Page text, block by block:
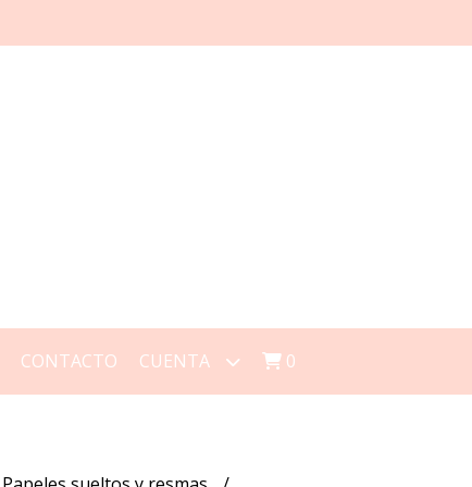
CONTACTO CUENTA 0